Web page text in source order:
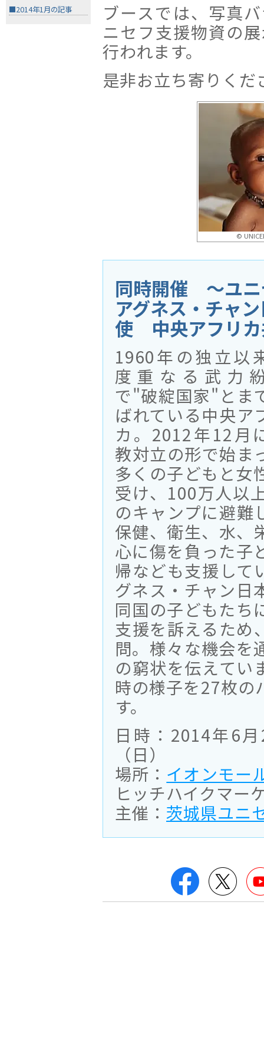
■2014年1月の記事
ブースでは、写真
ニセフ支援物資の
行われます。
是非お立ち寄りくだ
©
同時開催 〜ユニ
アグネス・チャ
使 中央アフリカ
1960年の独立以
度重なる武力
で"破綻国家"とま
ばれている中央ア
カ。2012年12月
教対立の形で始ま
多くの子どもと女
受け、100万人以
のキャンプに避難
保健、衛生、水、
心に傷を負った子
帰なども支援して
グネス・チャン日
同国の子どもたち
支援を訴えるため
問。様々な機会を
の窮状を伝えてい
時の様子を27枚の
す。
日時：2014年6
（日）
場所： イオンモー
ヒッチハイクマー
主催： 茨城県ユニ
Facebook Twitter